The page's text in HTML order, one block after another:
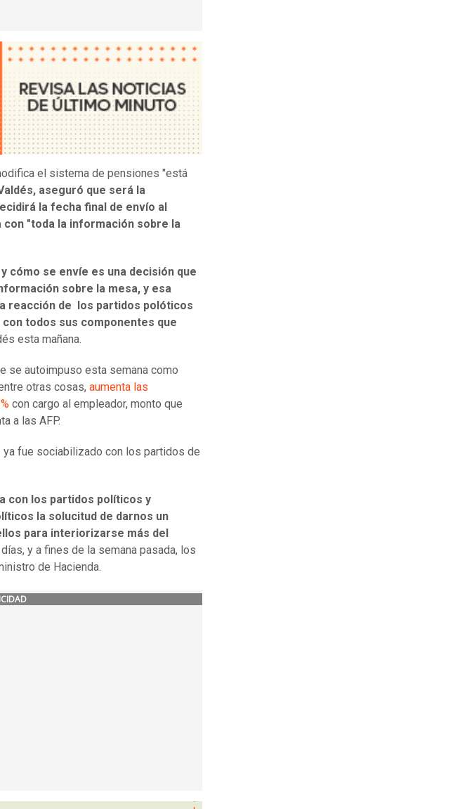
el sistema de pensiones "está
aseguró que será la
la fecha final de envío al
"toda la información sobre la
cómo se envíe es una decisión que
sobre la mesa, y esa
reacción de los partidos polóticos
todos sus componentes que
esta mañana.
se autoimpuso esta semana como
otras cosas, aumenta las
con cargo al empleador, monto que
a las AFP.
fue sociabilizado con los partidos de
con los partidos políticos y
la solucitud de darnos un
para interiorizarse más del
y a fines de la semana pasada, los
de Hacienda.